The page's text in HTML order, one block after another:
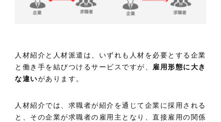
人材紹介と人材派遣は、いずれも人材を必要とする企業
と働き手を結びつけるサービスですが、 雇用形態に大き
な違いがあります。
人材紹介では、求職者が紹介を通じて企業に採用される
と、その企業が求職者の雇用主となり、直接雇用の関係